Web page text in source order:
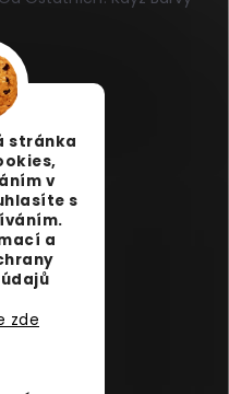
stránka
v
s
a
zde